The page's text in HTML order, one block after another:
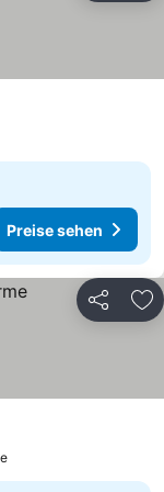
sehen
Preise sehen
Teilen